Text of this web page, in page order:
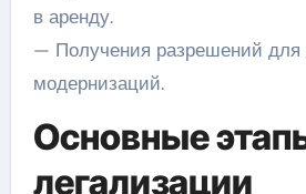
в аренду.
— Получения разрешений для
модернизаций.
Основные
легализации